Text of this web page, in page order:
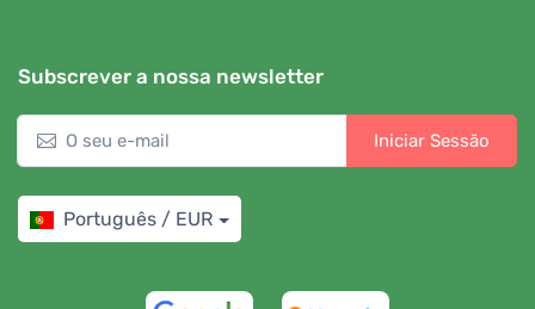
Subscrever a nossa newsletter
Iniciar Sessão
Português / EUR